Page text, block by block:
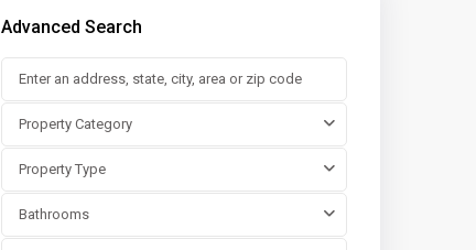
Advanced Search
Property Category
Property Type
Bathrooms